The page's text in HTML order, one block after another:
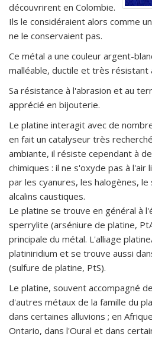
découvrirent en Colombie.
Ils le considéraient alors comme
ne le conservaient pas.
Ce métal a une couleur argent-
malléable, ductile et très résistant
Sa résistance à l'abrasion et au
apprécié en bijouterie.
Le platine interagit avec de
en fait un catalyseur très
ambiante, il résiste cependant à
chimiques : il ne s'oxyde pas à
par les cyanures, les halogènes,
alcalins caustiques.
Le platine se trouve en général à
sperrylite (arséniure de platine,
principale du métal. L'alliage
platiniridium et se trouve aussi
(sulfure de platine, PtS).
Le platine, souvent accompagné
d'autres métaux de la famille du
dans certaines alluvions ; en
Ontario, dans l'Oural et dans